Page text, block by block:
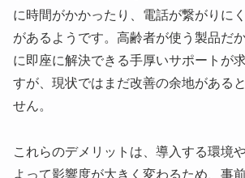
に時間がかかったり、電話が繋がりに
があるようです。高齢者が使う製品だ
に即座に解決できる手厚いサポートが
すが、現状ではまだ改善の余地がある
せん。
これらのデメリットは、導入する環境
よって影響度が大きく変わるため、事